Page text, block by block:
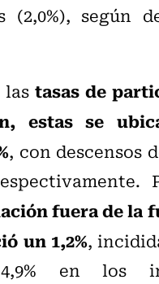
(2,0%), según
las tasas de
estas se
, con descensos
fuera de la
un 1,2%,
en los